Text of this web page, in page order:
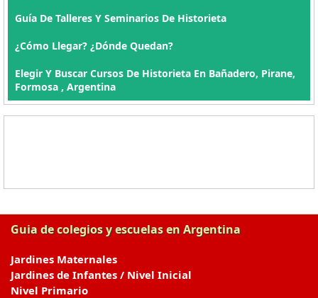
Guía De Talleres Y Seminarios De Historieta
¿Cómo Llegar? ¿Dónde Quedan?
Elegir Y Buscar Cursos De Historieta En Bañadero, Pirane,
Formosa , Argentina
Guia de colegios y escuelas en Argentina
Jardines Maternales
Jardines de Infantes / Nivel Inicial
Nivel Primario